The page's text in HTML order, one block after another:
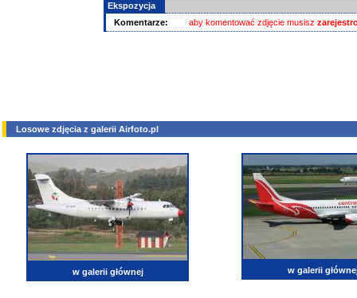
Ekspozycja
Komentarze:
aby komentować zdjęcie musisz
Losowe zdjęcia z galerii Airfoto.pl
w galerii głównej w galerii